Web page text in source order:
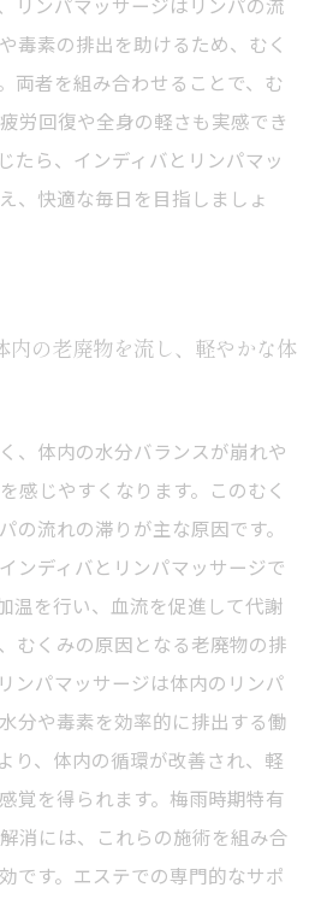
毒素の排出を助けるため、むく
両者を組み合わせることで、む
労回復や全身の軽さも実感でき
たら、インディバとリンパマッ
、快適な毎日を目指しましょ
内の老廃物を流し、軽やかな体
、体内の水分バランスが崩れや
感じやすくなります。このむく
の流れの滞りが主な原因です。
ンディバとリンパマッサージで
温を行い、血流を促進して代謝
むくみの原因となる老廃物の排
ンパマッサージは体内のリンパ
分や毒素を効率的に排出する働
り、体内の循環が改善され、軽
覚を得られます。梅雨時期特有
消には、これらの施術を組み合
です。エステでの専門的なサポ